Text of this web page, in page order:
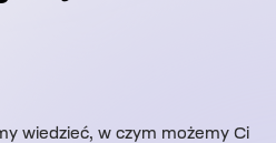
wiedzieć, w czym możemy Ci